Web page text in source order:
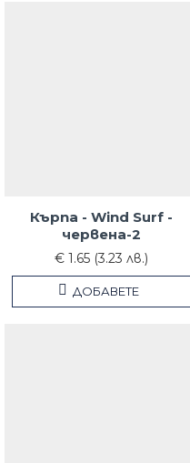
Кърпа - Wind Surf -
червена-2
€ 1.65 (3.23 лв.)
ДОБАВЕТЕ